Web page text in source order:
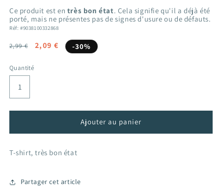
Ce produit est en très bon état. Cela signifie qu'il a déjà été
porté, mais ne présentes pas de signes d'usure ou de défauts.
Réf: #9038100332868
Prix
2,99 €
Prix
2,09 € -30%
Quantité
Ajouter au panier
T-shirt, très bon état
Partager cet article